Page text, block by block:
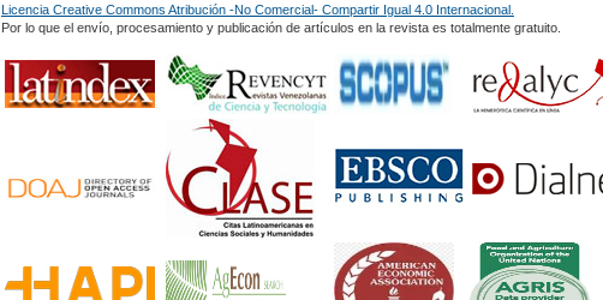
Licencia Creative Commons Atribución -No Comercial- Compartir Igual 4.0 Internacional.
Por lo que el envío, procesamiento y publicación de artículos en la revista es totalmente gratuito.